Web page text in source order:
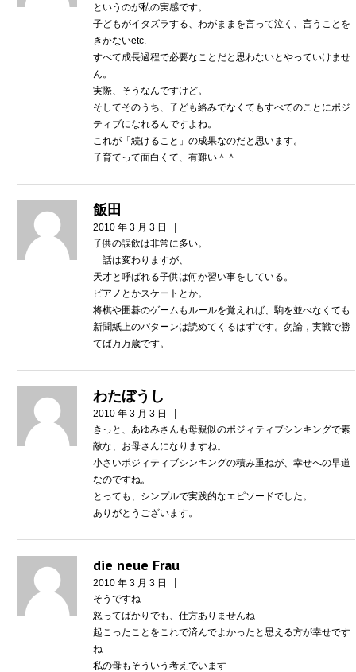
というのが私の実感です。
子どもがイタズラする、わがままを言って泣く、言うことを
きかないetc.
すべて成長過程で必要なことだと思わないとやっていけませ
ん。
実際、そうなんですけど。
そしてそのうち、子ども絡みでなくてもすべてのことにポジ
ティブになれるんですよね。
これが「続けること」の成果なのだと思います。
子育てって面白くて、有難い＾＾
飯田
2010 年 3 月 3 日 |
子供の誤飲は非常に多い。
話は変わりますが、
天才と呼ばれる子供は何か習い事をしている。
ピアノとかスケートとか。
将棋や囲碁のゲームもルールを覚えれば、駒を並べなくても
新聞紙上のパターンは読めてくるはずです。勿論，実戦で勝
てば万万歳です。
わたぼうし
2010 年 3 月 3 日 |
きっと、あゆみさんも母親似のポジィティブシンキングで素
敵な、お母さんになりますね。
小さいポジィティブシンキングの積み重ねが、幸せへの早道
なのですね。
とっても、シンプルで実践的なエピソードでした。
ありがとうございます。
die neue Frau
2010 年 3 月 3 日 |
そうですね
怒ってばかりでも、仕方ありませんね
起こったことをこれで済んでよかったと思える方が幸せです
ね
私の母もそういう考えでいます